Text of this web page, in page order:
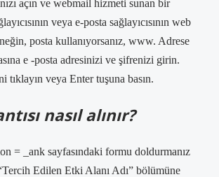
açın ve webmail hizmeti sunan bir
veya e-posta sağlayıcısının web
posta kullanıyorsanız, www. Adrese
e -posta adresinizi ve şifrenizi girin.
tıklayın veya Enter tuşuna basın.
nasıl alınır?
= _ank sayfasındaki formu doldurmanız
Edilen Etki Alanı Adı” bölümüne